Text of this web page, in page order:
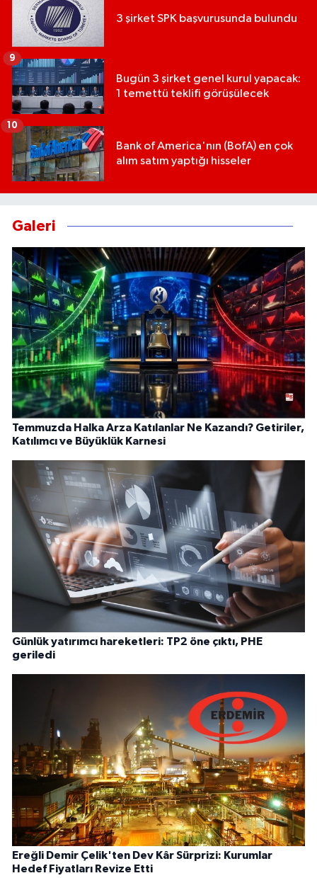
3 şirket SPK başvurusunda bulundu
Bugün 3 şirket genel kurul yapacak:
1 temettü teklifi görüşülecek
9
Bank of America'nın (BofA) en çok
alım satım yaptığı hisseler
10
Galeri
Temmuzda Halka Arza Katılanlar Ne Kazandı? Getiriler,
Katılımcı ve Büyüklük Karnesi
Günlük yatırımcı hareketleri: TP2 öne çıktı, PHE
geriledi
Ereğli Demir Çelik'ten Dev Kâr Sürprizi: Kurumlar
Hedef Fiyatları Revize Etti